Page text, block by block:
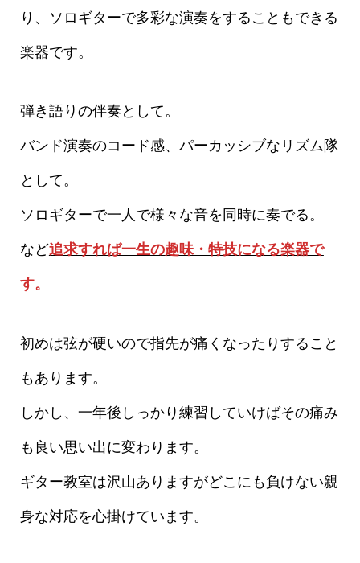
り、ソロギターで多彩な演奏をすることもできる
楽器です。
弾き語りの伴奏として。
バンド演奏のコード感、パーカッシブなリズム隊
として。
ソロギターで一人で様々な音を同時に奏でる。
など追求すれば一生の趣味・特技になる楽器で
す。
初めは弦が硬いので指先が痛くなったりすること
もあります。
しかし、一年後しっかり練習していけばその痛み
も良い思い出に変わります。
ギター教室は沢山ありますがどこにも負けない親
身な対応を心掛けています。